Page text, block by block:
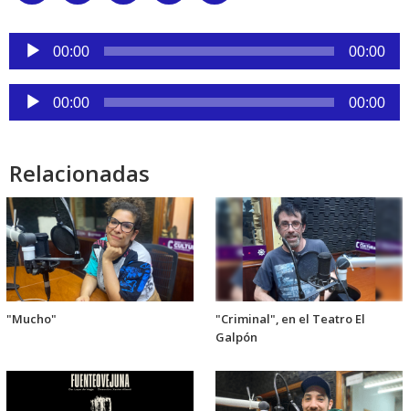
Reproductor
audio
00:00 00:00
Reproductor
de
00:00 00:00
Relacionadas
"Mucho"
"Criminal", en el Teatro El
Galpón